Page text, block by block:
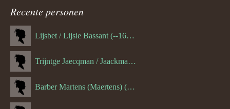
navigatie
Recente personen
Lijsbet / Lijsie Bassant (--1687)
Trijntge Jaecqman / Jaackman (--1651)
Barber Martens (Maertens) (--1658)